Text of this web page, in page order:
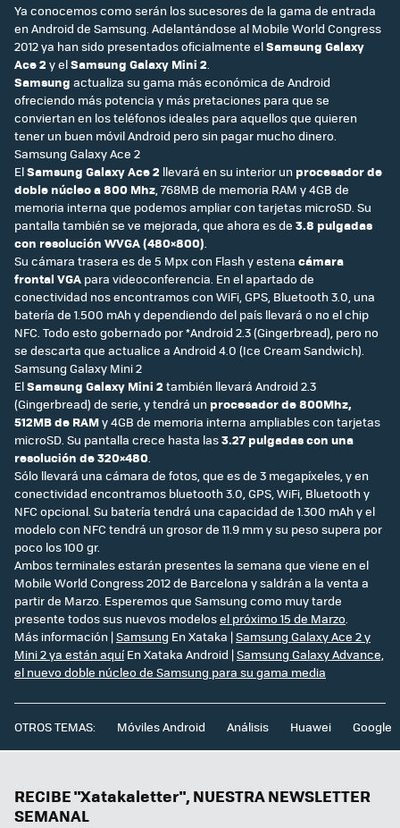
Ya conocemos como serán los sucesores de la gama de entrada
en Android de Samsung. Adelantándose al Mobile World Congress
2012 ya han sido presentados oficialmente elSamsung Galaxy
Ace 2 y elSamsung Galaxy Mini 2
Samsung actualiza su gama más económica de Android
ofreciendo más potencia y más pretaciones para que se
conviertan en los teléfonos ideales para aquellos que quieren
tener un buen móvil Android pero sin pagar mucho dinero.
Samsung Galaxy Ace 2
ElSamsung Galaxy Ace 2 llevará en su interior un procesador de
doble núcleo a 800 Mhz , 768MB de memoria RAM y 4GB de
memoria interna que podemos ampliar con tarjetas microSD. Su
pantalla también se ve mejorada, que ahora es de 3.8 pulgadas
con resolución WVGA (480×800)
Su cámara trasera es de 5 Mpx con Flash y estena cámara
frontal VGA para videoconferencia. En el apartado de
conectividad nos encontramos con WiFi, GPS, Bluetooth 3.0, una
batería de 1.500 mAh y dependiendo del país llevará o no el chip
NFC. Todo esto gobernado por *Android 2.3 (Gingerbread), pero no
se descarta que actualice a Android 4.0 (Ice Cream Sandwich).
Samsung Galaxy Mini 2
ElSamsung Galaxy Mini 2 también llevará Android 2.3
(Gingerbread) de serie, y tendrá un procesador de 800Mhz,
512MB de RAMy 4GB de memoria interna ampliables con tarjetas
microSD. Su pantalla crece hasta las3.27 pulgadas con una
resolución de 320×480
Sólo llevará una cámara de fotos, que es de 3 megapíxeles, y en
conectividad encontramos bluetooth 3.0, GPS, WiFi, Bluetooth y
NFC opcional. Su batería tendrá una capacidad de 1.300 mAh y el
modelo con NFC tendrá un grosor de 11.9 mm y su peso supera por
poco los 100 gr.
Ambos terminales estarán presentes la semana que viene en el
Mobile World Congress 2012 de Barcelona y saldrán a la venta a
partir de Marzo. Esperemos que Samsung como muy tarde
presente todos sus nuevos modelosel próximo 15 de Marzo
Más información |Samsung En Xataka |Samsung Galaxy Ace 2 y
Mini 2 ya están aquí En Xataka Android |Samsung Galaxy Advance,
el nuevo doble núcleo de Samsung para su gama media
OTROS TEMAS: Móviles Android Análisis Huawei Google
RECIBE "Xatakaletter", NUESTRA NEWSLETTER
SEMANAL